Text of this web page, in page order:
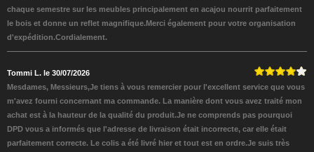
chaque semestre sur les meubles principalement en acajou nourrit parfaitement
le bois et donne un reflet magnifique.Merci également pour votre organisation
d'expédition.Cordialement.
Tommi L. le 30/07/2026
Mesdames, Messieurs,Je tiens à vous remercier pour l'excellent service que vous
m'avez fourni concernant ma commande. La manière dont vous avez traité mon
achat est à la hauteur de la qualité du produit.Je ne comprends pas pourquoi
DPD vous a informés que l'adresse de livraison était incorrecte, car elle était
parfaitement correcte. Le colis a été livré hier et tout est en ordre.Je suis très